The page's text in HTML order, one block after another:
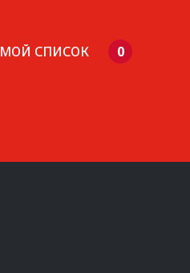
МОЙ СПИСОК 0